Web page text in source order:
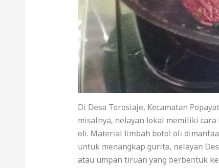
Di Desa Torosiaje, Kecamatan
misalnya, nelayan lokal memiliki
oli. Material limbah botol oli
untuk menangkap gurita, nelayan
atau umpan tiruan yang berbentuk